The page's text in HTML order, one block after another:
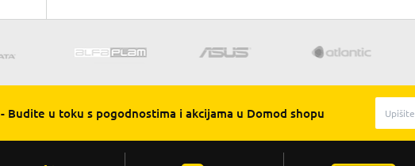
- Budite u toku s pogodnostima i akcijama u Domod shopu